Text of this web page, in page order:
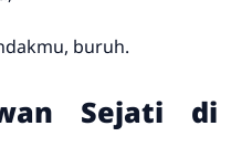
buruh.
Sejati di